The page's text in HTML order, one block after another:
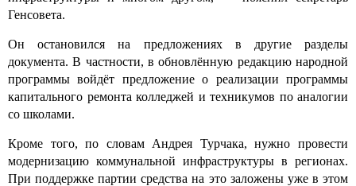
Генсовета.
Он остановился на предложениях в другие разделы
документа. В частности, в обновлённую редакцию народной
программы войдёт предложение о реализации программы
капитального ремонта колледжей и техникумов по аналогии
со школами.
Кроме того, по словам Андрея Турчака, нужно провести
модернизацию коммунальной инфраструктуры в регионах.
При поддержке партии средства на это заложены уже в этом